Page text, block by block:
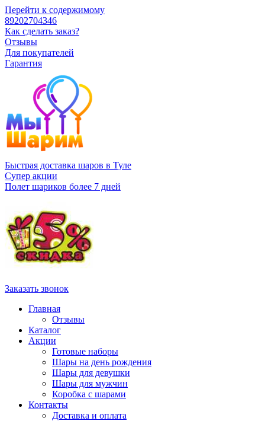
Перейти к содержимому
89202704346
Как сделать заказ?
Отзывы
Для покупателей
Гарантия
Быстрая доставка шаров в Туле
Супер акции
Полет шариков более 7 дней
Заказать звонок
Главная
Отзывы
Каталог
Акции
Готовые наборы
Шары на день рождения
Шары для девушки
Шары для мужчин
Коробка с шарами
Контакты
Доставка и оплата